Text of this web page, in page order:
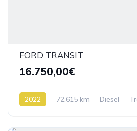
FORD TRANSIT
16.750,00€
2022 72.615 km Diesel